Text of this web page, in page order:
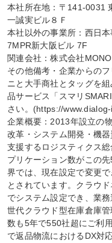
本社所在地：〒141-0031
一誠実ビル８Ｆ
本社以外の事業所：西日
7MPR新大阪ビル 7F
関連会社：株式会社
その他備考・企業からの
ニと大手商社とタッグを
品サービス「スマリ
さい。(https://
企業概要：2013年設立の
改革・システム開発・機
支援するロジスティクス
プリケーション数がこの
界では、現在設定で変更
とされています。クラウ
でシステム設定でき、業
世代クラウド型在庫倉庫
数も5年で550社超にご利
で返品物流におけるDX対